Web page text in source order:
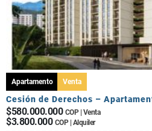
Apartamento Venta
$580.000.000 COP | Venta
$3.800.000 COP | Alquiler